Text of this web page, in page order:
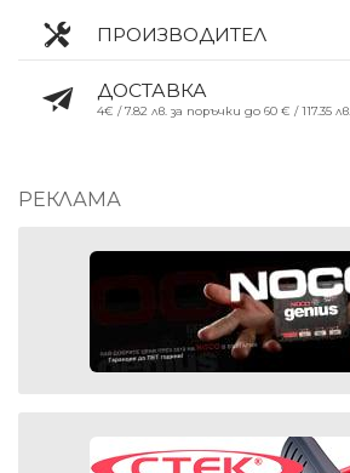
ПРОИЗВОДИТЕЛ
ДОСТАВКА
4€ / 7.82 лв. за поръчки до 60 € / 117.35 лв.
РЕКЛАМА